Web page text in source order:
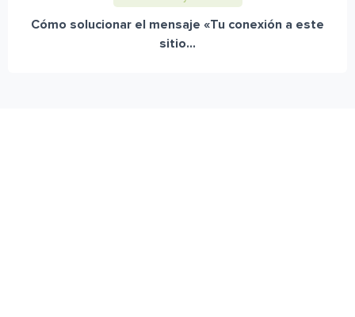
Cómo solucionar el mensaje «Tu conexión a este
sitio...